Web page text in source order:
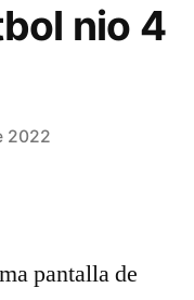
nio 4
2022
pantalla de